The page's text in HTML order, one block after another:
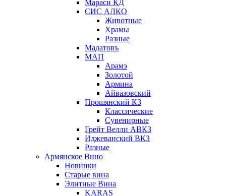
Мараси КД
СИС АЛКО
Животные
Храмы
Разные
Мадатовъ
МАП
Арамэ
Золотой
Армина
Айвазовский
Прошянский КЗ
Классические
Сувенирные
Грейт Велли АВКЗ
Иджеванский ВКЗ
Разные
Армянское Вино
Новинки
Старые вина
Элитные Вина
KARAS